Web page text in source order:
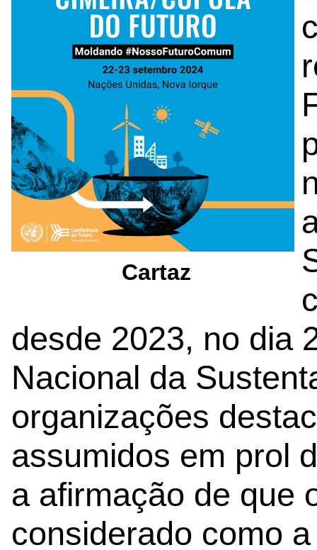
Cartaz
desde 2023, no dia
Nacional da
organizações
assumidos em prol
a afirmação de que
considerado como